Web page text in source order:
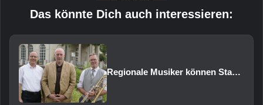
Das könnte Dich auch interessieren:
Regionale Musiker können Staatsbad Philharmonie im Februar 2027 vertreten